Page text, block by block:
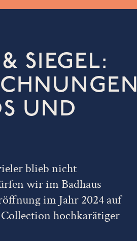
SIEGEL:
UND
blieb nicht
wir im Badhaus
im Jahr 2024 auf
hochkarätiger